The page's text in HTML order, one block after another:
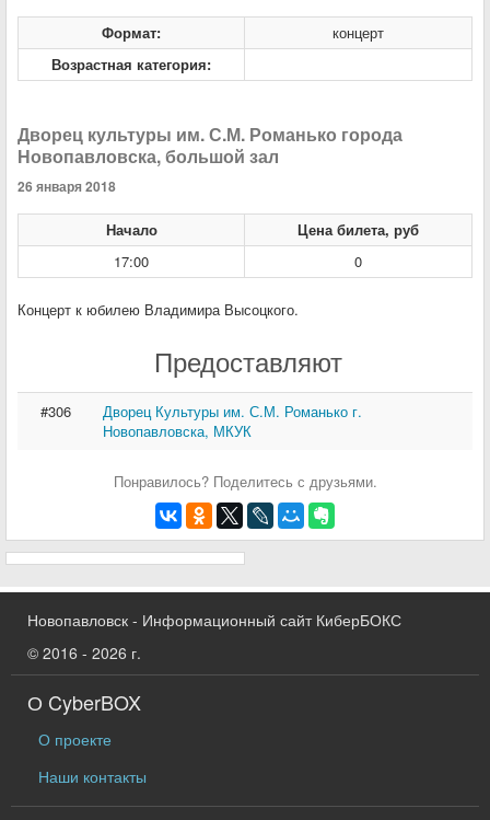
Формат:
концерт
Возрастная категория:
Дворец культуры им. С.М. Романько города
Новопавловска, большой зал
26 января 2018
Начало
Цена билета, руб
17:00
0
Концерт к юбилею Владимира Высоцкого.
Предоставляют
#306
Дворец Культуры им. С.М. Романько г.
Новопавловска, МКУК
Понравилось? Поделитесь с друзьями.
Новопавловск - Информационный сайт КиберБОКС
© 2016 - 2026 г.
О CyberBOX
О проекте
Наши контакты